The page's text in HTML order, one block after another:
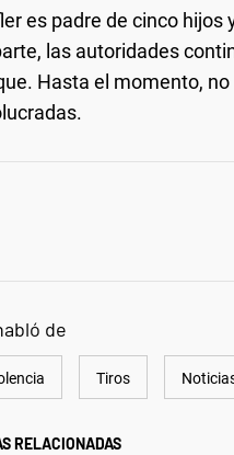
es padre de cinco hijos
las autoridades
Hasta el momento,
de
Tiros
RELACIONADAS